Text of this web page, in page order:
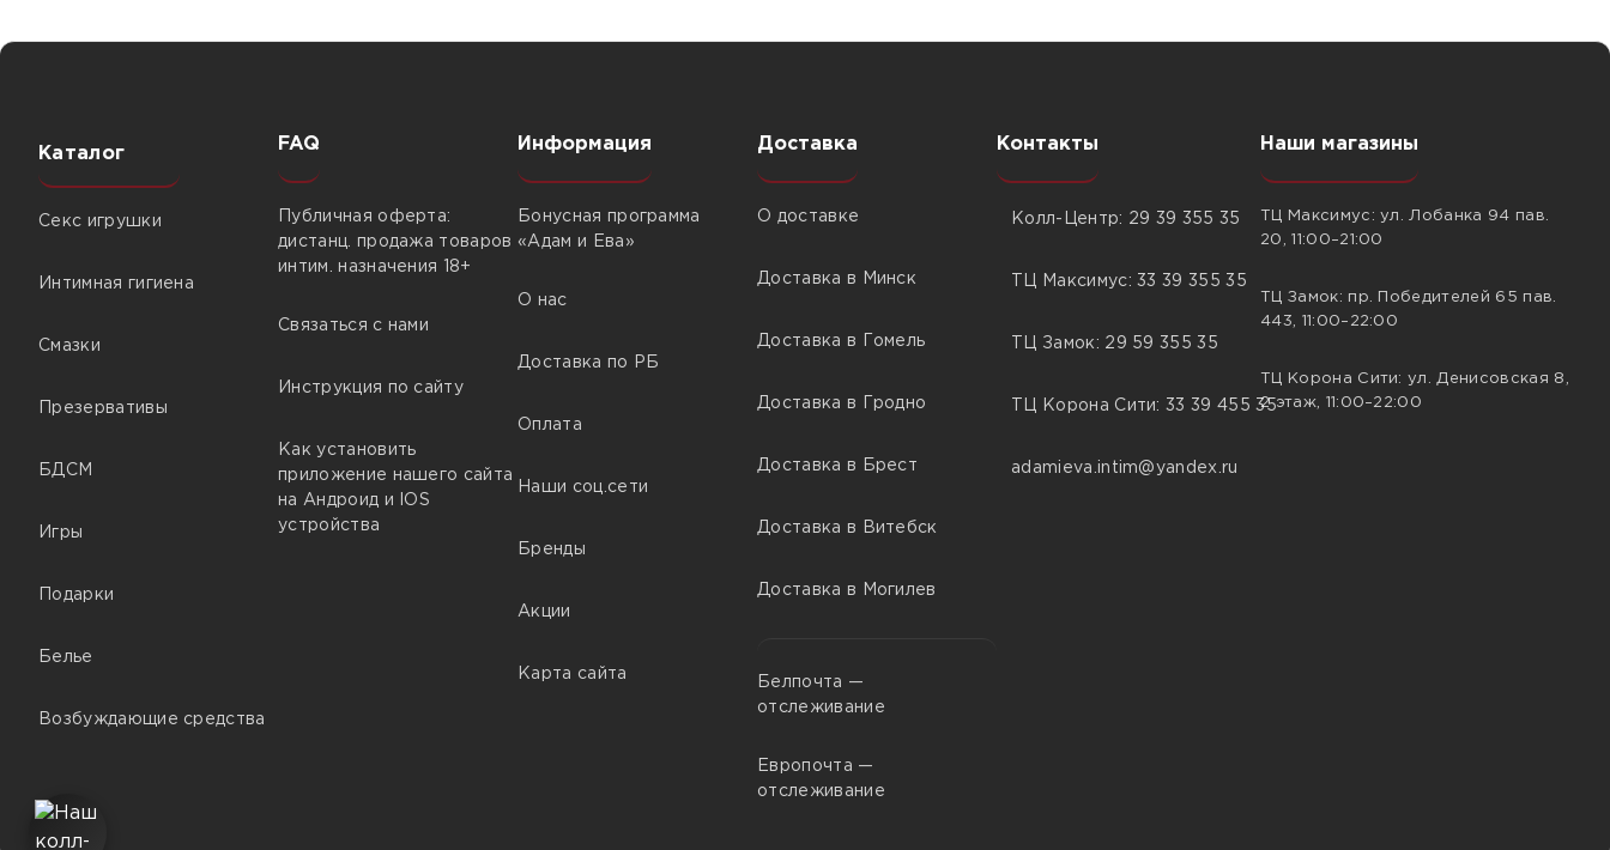
Каталог
Секс игрушки
Интимная гигиена
Смазки
Презервативы
БДСМ
Игры
Подарки
Белье
Возбуждающие средства
FAQ
Публичная оферта:
дистанц. продажа товаров
интим. назначения 18+
Связаться с нами
Инструкция по сайту
Как установить
приложение нашего сайта
на Андроид и IOS
устройства
Информация
Бонусная программа
«Адам и Ева»
О нас
Доставка по РБ
Оплата
Наши соц.сети
Бренды
Акции
Карта сайта
Доставка
О доставке
Доставка в Минск
Доставка в Гомель
Доставка в Гродно
Доставка в Брест
Доставка в Витебск
Доставка в Могилев
Белпочта —
отслеживание
Европочта —
отслеживание
Контакты
Колл-Центр: 29 39 355 35
ТЦ Максимус: 33 39 355 35
ТЦ Замок: 29 59 355 35
ТЦ Корона Сити: 33 39 455 35
adamieva.intim@yandex.ru
Наши магазины
ТЦ Максимус: ул. Лобанка 94 пав.
20, 11:00–21:00
ТЦ Замок: пр. Победителей 65 пав.
443, 11:00–22:00
ТЦ Корона Сити: ул. Денисовская 8,
2 этаж, 11:00–22:00